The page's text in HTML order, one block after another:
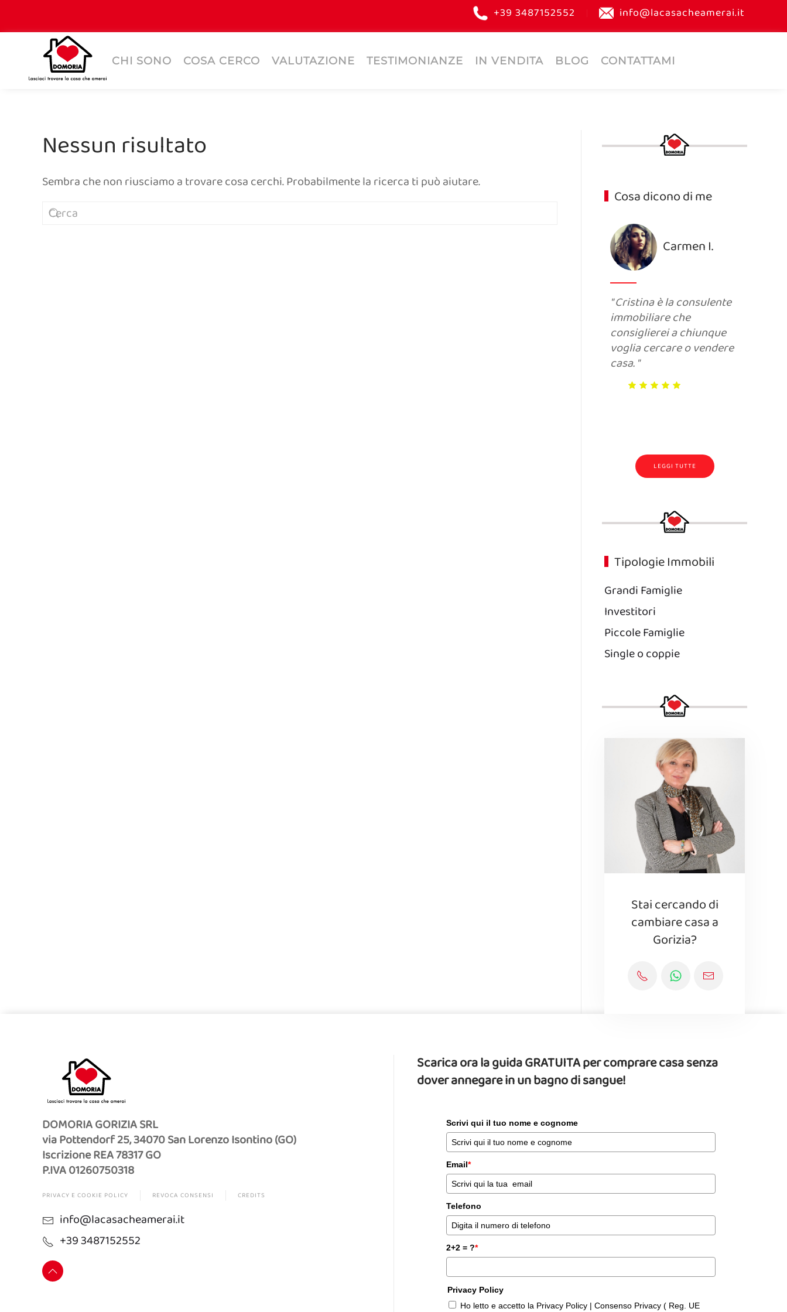
+39 3487152552 info@lacasacheamerai.it
CHI SONO COSA CERCO VALUTAZIONE TESTIMONIANZE IN VENDITA BLOG CONTATTAMI
Nessun risultato
Sembra che non riusciamo a trovare cosa cerchi. Probabilmente la ricerca ti può aiutare.
Cosa dicono di me
Carmen I.
Cristina è la consulente
immobiliare che
consiglierei a chiunque
voglia cercare o vendere
casa.
LEGGI TUTTE
Tipologie Immobili
Grandi Famiglie
Investitori
Piccole Famiglie
Single o coppie
Stai cercando di
cambiare casa a
Gorizia?
DOMORIA GORIZIA SRL
via Pottendorf 25, 34070 San Lorenzo Isontino (GO)
Iscrizione REA 78317 GO
P.IVA 01260750318
PRIVACY E COOKIE POLICY REVOCA CONSENSI CREDITS
info@lacasacheamerai.it
+39 3487152552
Scarica ora la guida GRATUITA per comprare casa senza
dover annegare in un bagno di sangue!
Scrivi qui il tuo nome e cognome
Email*
Telefono
2+2 = ?*
Privacy Policy
Ho letto e accetto la Privacy Policy | Consenso Privacy ( Reg. UE